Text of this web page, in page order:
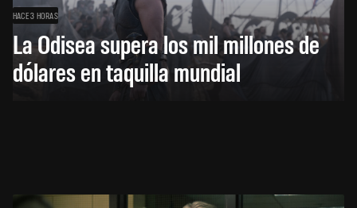
HACE 3 HORAS
La Odisea supera los mil millones de
dólares en taquilla mundial